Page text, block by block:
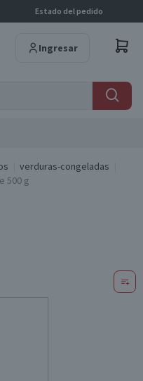
Estado del pedido
Ingresar
verduras-congeladas
500 g